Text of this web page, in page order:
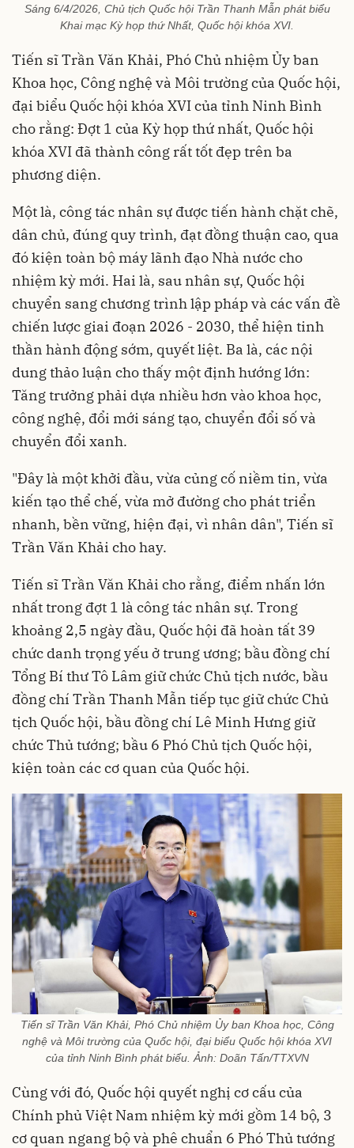
Sáng 6/4/2026, Chủ tịch Quốc hội Trần Thanh Mẫn phát biểu
Khai mạc Kỳ họp thứ Nhất, Quốc hội khóa XVI.
Tiến sĩ Trần Văn Khải, Phó Chủ nhiệm Ủy ban
Khoa học, Công nghệ và Môi trường của Quốc hội,
đại biểu Quốc hội khóa XVI của tỉnh Ninh Bình
cho rằng: Đợt 1 của Kỳ họp thứ nhất, Quốc hội
khóa XVI đã thành công rất tốt đẹp trên ba
phương diện.
Một là, công tác nhân sự được tiến hành chặt chẽ,
dân chủ, đúng quy trình, đạt đồng thuận cao, qua
đó kiện toàn bộ máy lãnh đạo Nhà nước cho
nhiệm kỳ mới. Hai là, sau nhân sự, Quốc hội
chuyển sang chương trình lập pháp và các vấn đề
chiến lược giai đoạn 2026 - 2030, thể hiện tinh
thần hành động sớm, quyết liệt. Ba là, các nội
dung thảo luận cho thấy một định hướng lớn:
Tăng trưởng phải dựa nhiều hơn vào khoa học,
công nghệ, đổi mới sáng tạo, chuyển đổi số và
chuyển đổi xanh.
"Đây là một khởi đầu, vừa củng cố niềm tin, vừa
kiến tạo thể chế, vừa mở đường cho phát triển
nhanh, bền vững, hiện đại, vì nhân dân", Tiến sĩ
Trần Văn Khải cho hay.
Tiến sĩ Trần Văn Khải cho rằng, điểm nhấn lớn
nhất trong đợt 1 là công tác nhân sự. Trong
khoảng 2,5 ngày đầu, Quốc hội đã hoàn tất 39
chức danh trọng yếu ở trung ương; bầu đồng chí
Tổng Bí thư Tô Lâm giữ chức Chủ tịch nước, bầu
đồng chí Trần Thanh Mẫn tiếp tục giữ chức Chủ
tịch Quốc hội, bầu đồng chí Lê Minh Hưng giữ
chức Thủ tướng; bầu 6 Phó Chủ tịch Quốc hội,
kiện toàn các cơ quan của Quốc hội.
Tiến sĩ Trần Văn Khải, Phó Chủ nhiệm Ủy ban Khoa học, Công
nghệ và Môi trường của Quốc hội, đại biểu Quốc hội khóa XVI
của tỉnh Ninh Bình phát biểu. Ảnh: Doãn Tấn/TTXVN
Cùng với đó, Quốc hội quyết nghị cơ cấu của
Chính phủ Việt Nam nhiệm kỳ mới gồm 14 bộ, 3
cơ quan ngang bộ và phê chuẩn 6 Phó Thủ tướng